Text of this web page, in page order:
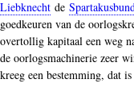
Liebknecht de
goedkeuren van de
overtollig kapitaal een weg
de oorlogsmachinerie zeer
kreeg een bestemming, dat